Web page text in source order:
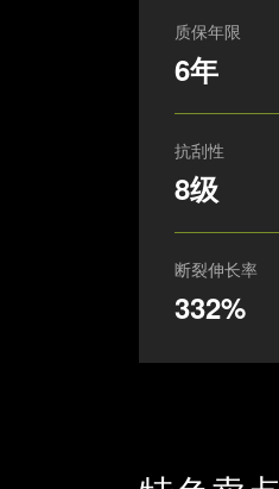
质保年限
6年
抗刮性
8级
断裂伸长率
332%